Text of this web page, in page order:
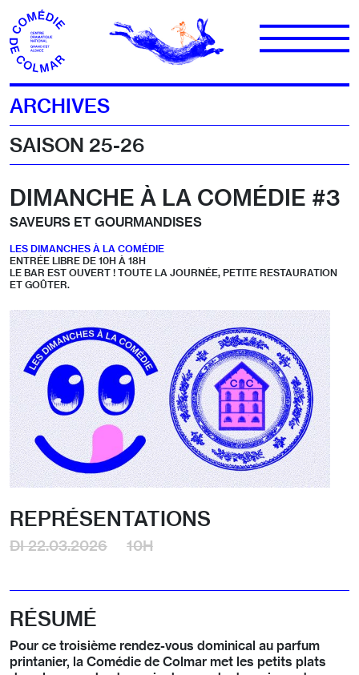
Aller au contenu
ARCHIVES
SAISON 25-26
DIMANCHE À LA COMÉDIE #3
SAVEURS ET GOURMANDISES
LES DIMANCHES À LA COMÉDIE
ENTRÉE LIBRE DE 10H À 18H
LE BAR EST OUVERT ! TOUTE LA JOURNÉE, PETITE RESTAURATION
ET GOÛTER.
REPRÉSENTATIONS
DI 22.03.2026 10H
RÉSUMÉ
Pour ce troisième rendez-vous dominical au parfum
printanier, la Comédie de Colmar met les petits plats